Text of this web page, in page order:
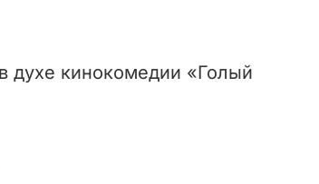
духе кинокомедии «Голый